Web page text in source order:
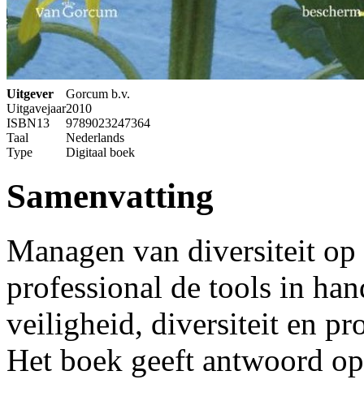
Uitgever
Gorcum b.v.
Uitgavejaar2010
ISBN13
9789023247364
Taal
Nederlands
Type
Digitaal boek
Samenvatting
Managen van diversiteit
professional de tools in
veiligheid, diversiteit en
Het boek geeft antwoord